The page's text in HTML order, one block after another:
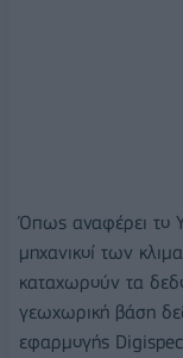
Όπως αναφέρει το
μηχανικοί των
καταχωρούν τα
γεωχωρική βάση
εφαρμογής